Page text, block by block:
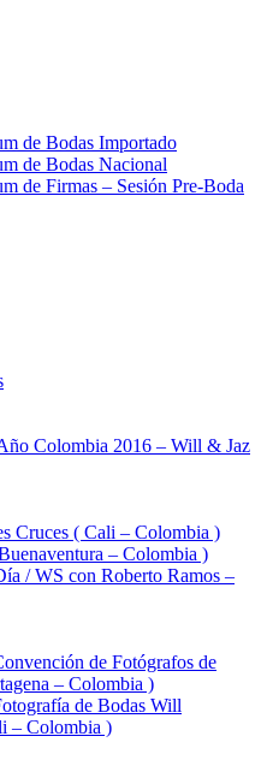
de Bodas Importado
de Bodas Nacional
de Firmas – Sesión Pre-Boda
Colombia 2016 – Will & Jaz
Cruces ( Cali – Colombia )
– Colombia )
/ WS con Roberto Ramos –
de Fotógrafos de
– Colombia )
de Bodas Will
– Colombia )